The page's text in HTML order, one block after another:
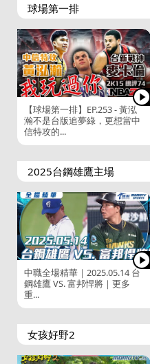
球場第一排
【球場第一排】EP.253 - 黃泓
瀚不是台版追夢綠，更想當中
信特攻的...
2025台鋼雄鷹主場
中職全場精華｜2025.05.14 台
鋼雄鷹 VS. 富邦悍將｜更多
重...
女孩好野2